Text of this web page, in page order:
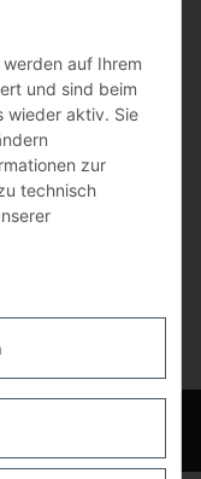
und Irrtümer
auf Ihrem
und sind beim
wieder aktiv. Sie
zur
technisch